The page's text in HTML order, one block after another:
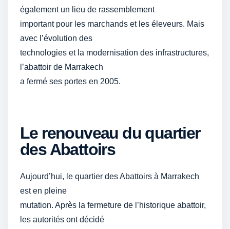
également un lieu de rassemblement
important pour les marchands et les éleveurs. Mais
avec l’évolution des
technologies et la modernisation des infrastructures,
l’abattoir de Marrakech
a fermé ses portes en 2005.
Le renouveau du quartier
des Abattoirs
Aujourd’hui, le quartier des Abattoirs à Marrakech
est en pleine
mutation. Après la fermeture de l’historique abattoir,
les autorités ont décidé